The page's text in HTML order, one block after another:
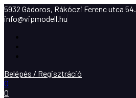
5932 Gádoros, Rákóczi Ferenc utca 54.
info@vipmodell.hu
Belépés / Regisztráció
0
0